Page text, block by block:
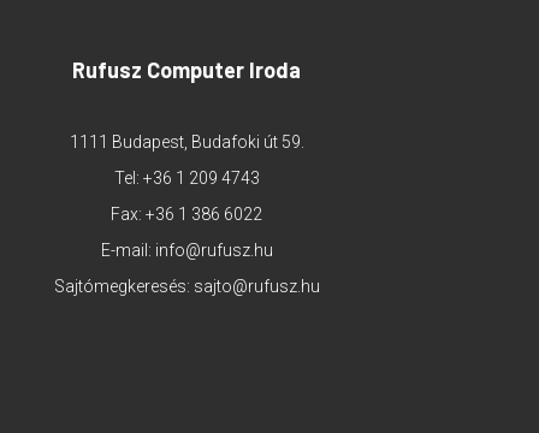
Rufusz Computer Iroda
1111 Budapest, Budafoki út 59.
Tel: +36 1 209 4743
Fax: +36 1 386 6022
E-mail: info@rufusz.hu
Sajtómegkeresés: sajto@rufusz.hu